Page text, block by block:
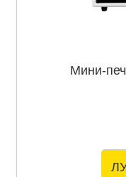
Мини-